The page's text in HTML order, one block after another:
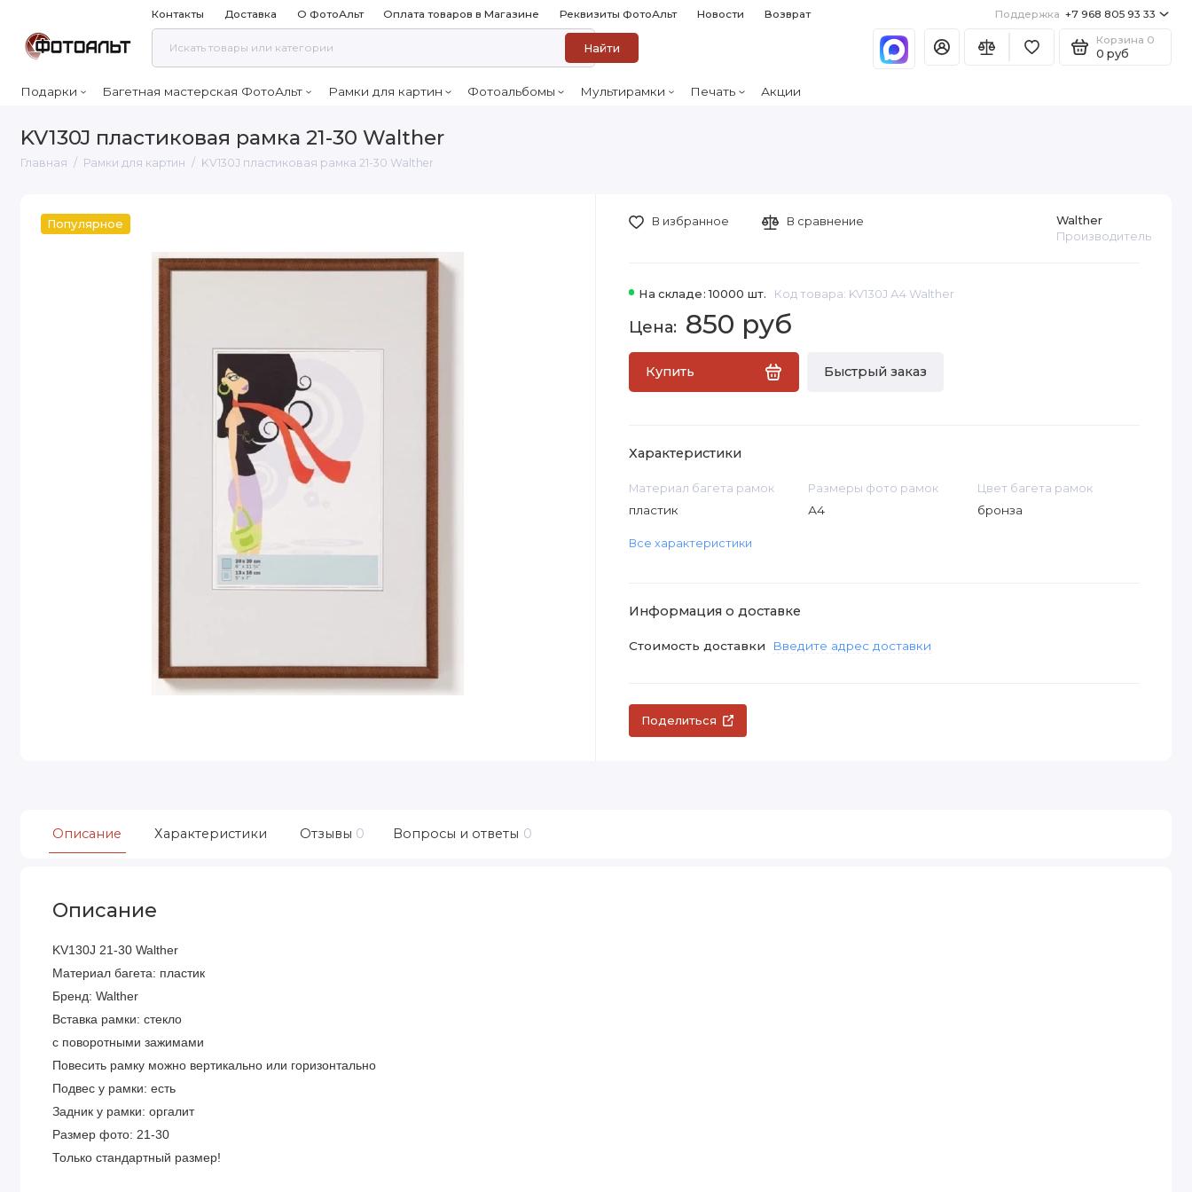
Контакты Доставка О ФотоАльт Оплата товаров в Магазине Реквизиты ФотоАльт Новости Возврат Поддержка +7 968 805 93 33
Найти
Корзина 0
0 руб
Подарки Багетная мастерская ФотоАльт Рамки для картин Фотоальбомы Мультирамки Печать Акции
KV130J пластиковая рамка 21-30 Walther
Главная Рамки для картин KV130J пластиковая рамка 21-30 Walther
Популярное
На складе: 10000 шт. Код товара: KV130J А4 Walther
Walther
Производитель
850 руб
Купить Быстрый заказ
В избранное В сравнение
Характеристики
Материал багета рамок
пластик
Размеры фото рамок
А4
Цвет багета рамок
бронза
Все характеристики
Информация о доставке
Стоимость доставки Введите адрес доставки
Поделиться
Описание Характеристики Отзывы 0 Вопросы и ответы 0
Описание
KV130J 21-30 Walther
Материал багета: пластик
Бренд: Walther
Вставка рамки: стекло
с поворотными зажимами
Повесить рамку можно вертикально или горизонтально
Подвес у рамки: есть
Задник у рамки: оргалит
Размер фото: 21-30
Только стандартный размер!